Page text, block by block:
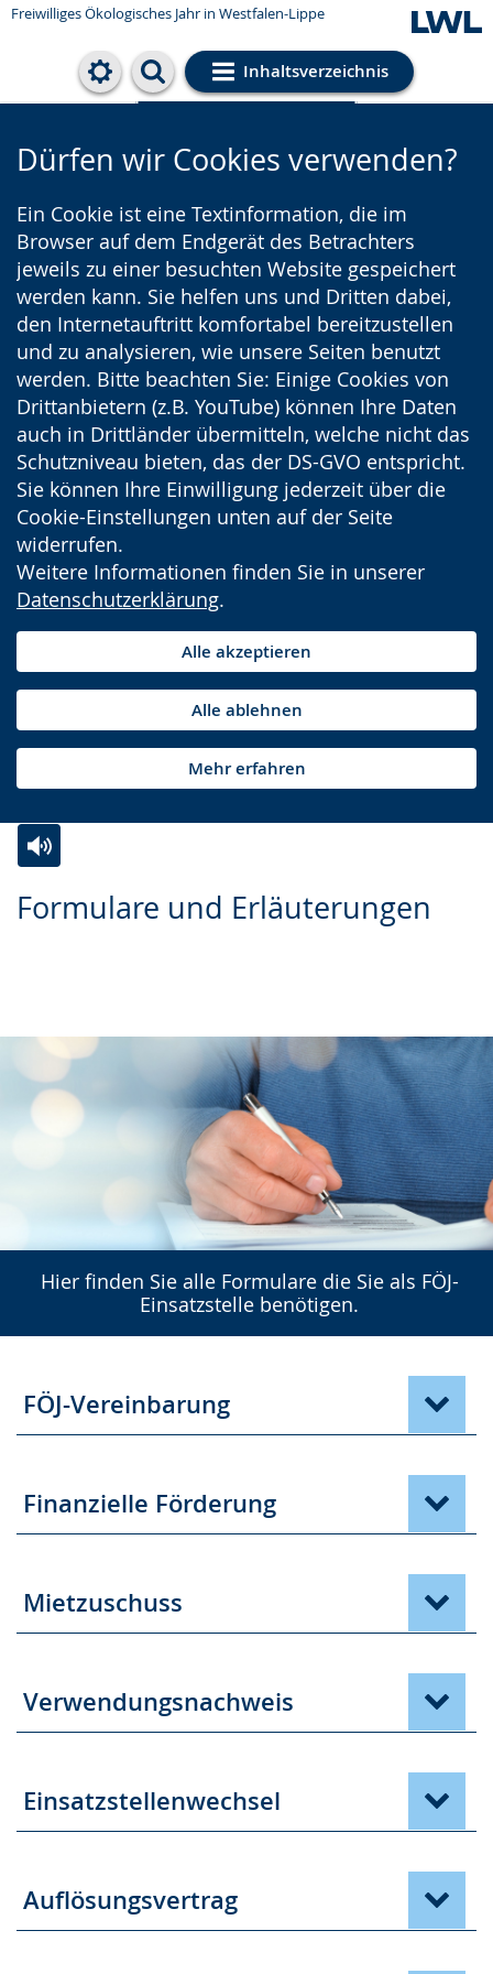
Freiwilliges Ökologisches Jahr in Westfalen-Lippe
Inhaltsverzeichnis
Cookie-Einstellungen
Dürfen wir Cookies verwenden?
Ein Cookie ist eine Textinformation, die im
Browser auf dem Endgerät des Betrachters
jeweils zu einer besuchten Website gespeichert
werden kann. Sie helfen uns und Dritten dabei,
den Internetauftritt komfortabel bereitzustellen
und zu analysieren, wie unsere Seiten benutzt
werden. Bitte beachten Sie: Einige Cookies von
Drittanbietern (z.B. YouTube) können Ihre Daten
auch in Drittländer übermitteln, welche nicht das
Schutzniveau bieten, das der DS-GVO entspricht.
Sie können Ihre Einwilligung jederzeit über die
Cookie-Einstellungen unten auf der Seite
widerrufen.
Weitere Informationen finden Sie in unserer
Datenschutzerklärung.
Alle akzeptieren
Alle ablehnen
Mehr erfahren
Formulare und Erläuterungen
Leichten
Audio-
Video
wird
angezeigt.
Hier finden Sie alle Formulare die Sie als FÖJ-
Einsatzstelle benötigen.
FÖJ-Vereinbarung
Finanzielle Förderung
Mietzuschuss
Verwendungsnachweis
Einsatzstellenwechsel
Auflösungsvertrag